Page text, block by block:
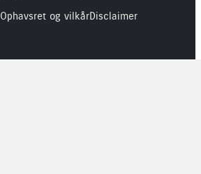
Ophavsret og vilkårDisclaimer